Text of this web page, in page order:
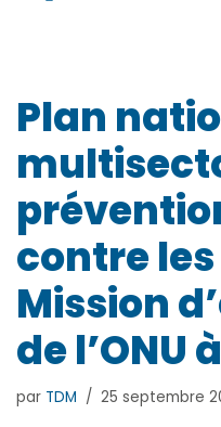
Plan
contre les
Mission
de l’ONU
par TDM 25 septembre